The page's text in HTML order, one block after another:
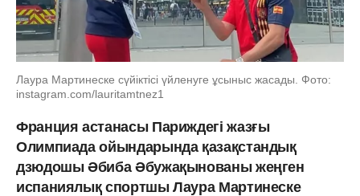
Лаура Мартинеске сүйіктісі үйленуге ұсыныс жасады. Фото:
instagram.com/lauritamtnez1
Франция астанасы Париждегі жазғы
Олимпиада ойындарында қазақстандық
дзюдошы Әбиба Әбужақынованы жеңген
испаниялық спортшы Лаура Мартинеске